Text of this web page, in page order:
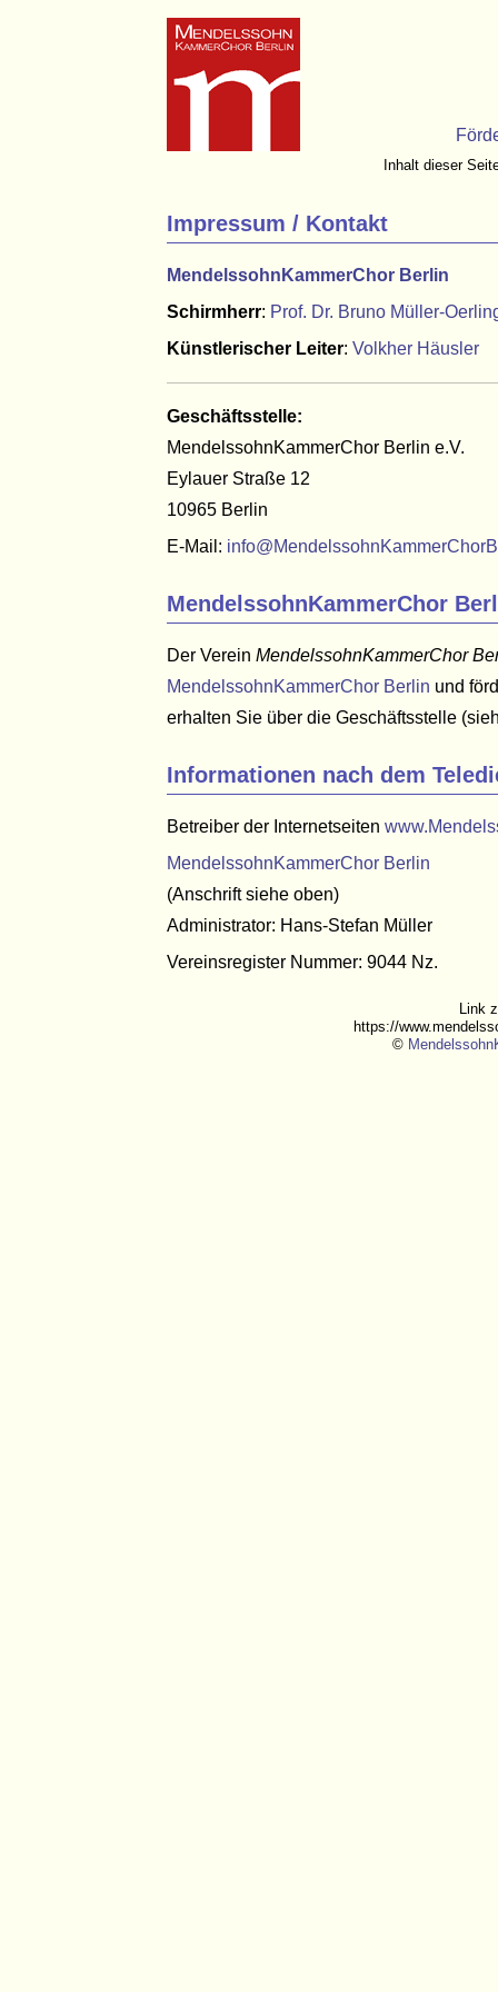
Inhalt dieser
Impressum / Kontakt
MendelssohnKammerChor Berlin
Schirmherr: Prof. Dr. Bruno Müller-
Künstlerischer Leiter: Volkher Häusler
Geschäftsstelle:
MendelssohnKammerChor Berlin e.V.
Eylauer Straße 12
10965 Berlin
E-Mail:
MendelssohnKammerChor
Der Verein MendelssohnKammerChor
MendelssohnKammerChor Berlin und
erhalten Sie über die Geschäftsstelle
Informationen nach dem
Betreiber der Internetseiten
MendelssohnKammerChor Berlin
(Anschrift siehe oben)
Administrator: Hans-Stefan Müller
Vereinsregister Nummer: 9044 Nz.
Link
https://
©